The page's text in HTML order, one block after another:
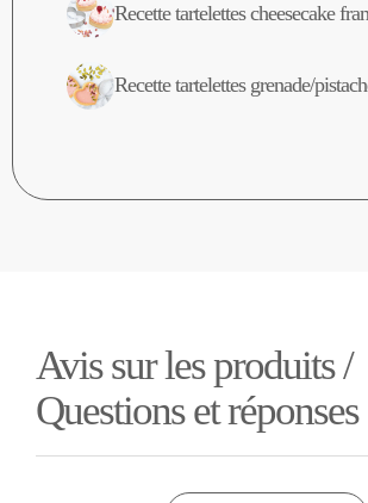
Recette tartelettes cheesecake
Recette tartelettes grenade/
Avis sur les produits /
Questions et réponses